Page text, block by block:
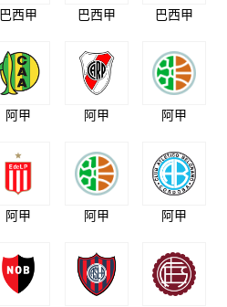
巴西甲 巴西甲 巴西甲
阿甲 阿甲 阿甲
阿甲 阿甲 阿甲